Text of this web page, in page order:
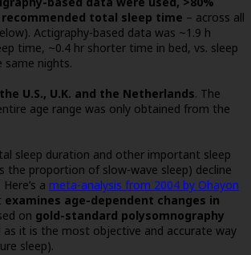
total sleep time – across all
Actigraphy-based data was ~1.9 h
time, ~0.4 hr shorter time in bed, vs. sleep
same nights.
U.S., U.K. and the Netherlands. The
age range was only obtained from the
sleep duration and other important sleep
the proportion of slow-wave sleep) decline
a meta-analysis from 2004 by Ohayon
examines age-dependent changes in
on gold-standard polysomnography
as it is the most objective and accurate way
sleep).